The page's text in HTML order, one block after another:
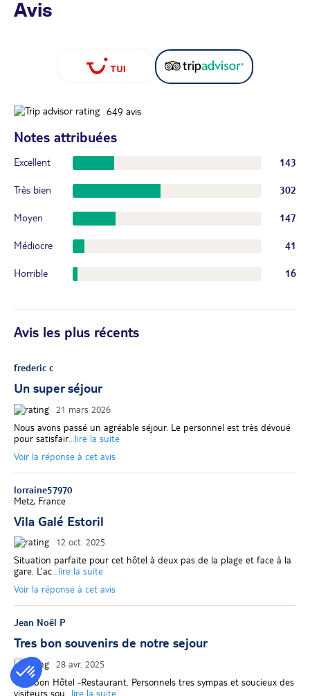
Avis
649 avis
Notes attribuées
Excellent 143
Très bien 302
Moyen 147
Médiocre 41
Horrible 16
Avis les plus récents
frederic c
Un super séjour
21 mars 2026
Nous avons passé un agréable séjour. Le personnel est très dévoué
pour satisfair ...lire la suite
Voir la réponse à cet avis
lorraine57970
Metz, France
Vila Galé Estoril
12 oct. 2025
Situation parfaite pour cet hôtel à deux pas de la plage et face à la
gare. L’ac...lire la suite
Voir la réponse à cet avis
Jean Noël P
Tres bon souvenirs de notre sejour
28 avr. 2025
Tres bon Hôtel -Restaurant. Personnels tres sympas et soucieux des
visiteurs sou ...lire la suite